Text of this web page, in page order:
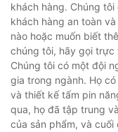
khách hàng. Chúng
khách hàng an toàn
nào hoặc muốn biết
chúng tôi, hãy gọi trực
Chúng tôi có một đội
gia trong ngành. Họ
và thiết kế tấm pin
qua, họ đã tập trung
của sản phẩm, và cuối